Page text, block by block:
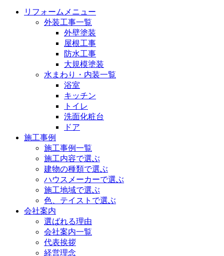
リフォームメニュー
外装工事一覧
外壁塗装
屋根工事
防水工事
大規模塗装
水まわり・内装一覧
浴室
キッチン
トイレ
洗面化粧台
ドア
施工事例
施工事例一覧
施工内容で選ぶ
建物の種類で選ぶ
ハウスメーカーで選ぶ
施工地域で選ぶ
色、テイストで選ぶ
会社案内
選ばれる理由
会社案内一覧
代表挨拶
経営理念